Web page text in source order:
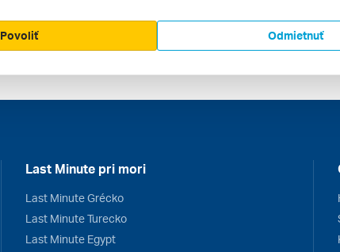
Last Minute pri mori
Last Minute Grécko
Last Minute Turecko
Last Minute Egypt
Odmietnuť
Povoliť